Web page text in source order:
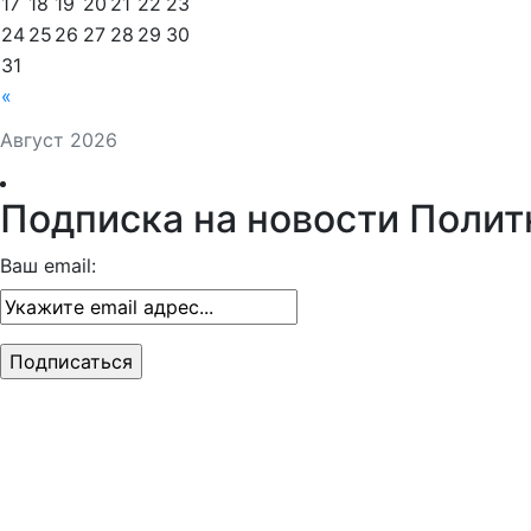
Август 2026
«
24 25 26 27 28 29 30
31
Подписка на новости
Ваш email: